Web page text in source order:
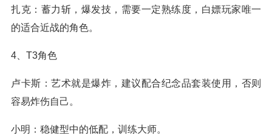
扎克：蓄力斩，爆发技，需要一定熟练度，白嫖玩家唯一
的适合近战的角色。
4、T3角色
卢卡斯：艺术就是爆炸，建议配合纪念品套装使用，否则
容易炸伤自己。
小明：稳健型中的低配，训练大师。